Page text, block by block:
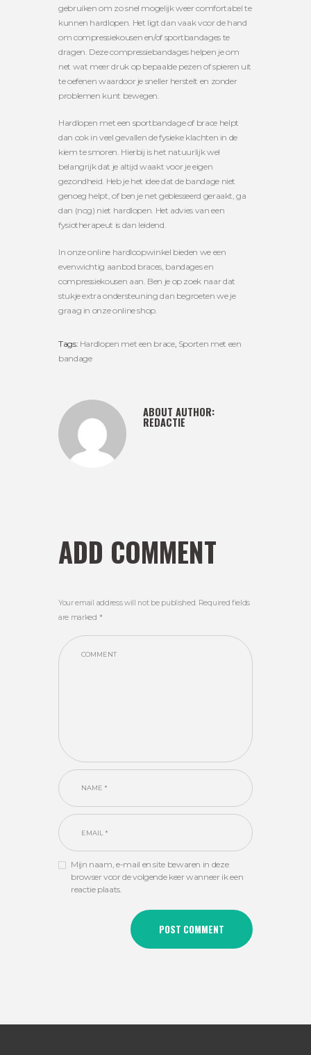
gebruiken om zo snel mogelijk weer comfortabel te
kunnen hardlopen. Het ligt dan vaak voor de hand
om compressiekousen en/of sportbandages te
dragen. Deze compressiebandages helpen je om
net wat meer druk op bepaalde pezen of spieren uit
te oefenen waardoor je sneller herstelt en zonder
problemen kunt bewegen.
Hardlopen met een sportbandage of brace helpt
dan ook in veel gevallen de fysieke klachten in de
kiem te smoren. Hierbij is het natuurlijk wel
belangrijk dat je altijd waakt voor je eigen
gezondheid. Heb je het idee dat de bandage niet
genoeg helpt, of ben je net geblesseerd geraakt, ga
dan (nog) niet hardlopen. Het advies van een
fysiotherapeut is dan leidend.
In onze online hardloopwinkel bieden we een
evenwichtig aanbod braces, bandages en
compressiekousen aan. Ben je op zoek naar dat
stukje extra ondersteuning dan begroeten we je
graag in onze online shop.
Tags: Hardlopen met een brace, Sporten met een
bandage
ABOUT AUTHOR:
REDACTIE
ADD COMMENT
Your email address will not be published. Required fields
are marked *
Mijn naam, e-mail en site bewaren in deze
browser voor de volgende keer wanneer ik een
reactie plaats.